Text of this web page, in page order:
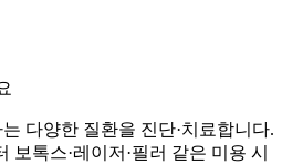
다양한 질환을 진단·치료합니다.
보톡스·레이저·필러 같은 미용 시